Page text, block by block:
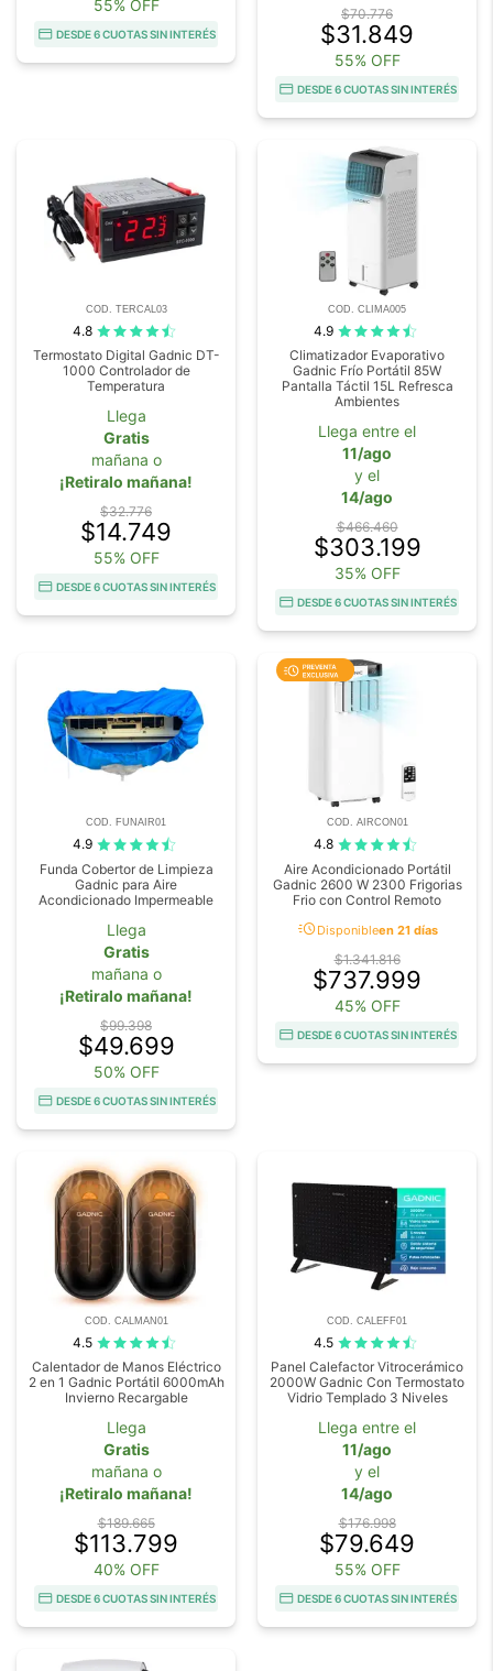
55% OFF
DESDE 6 CUOTAS SIN INTERÉS
$70.776
$31.849
55% OFF
DESDE 6 CUOTAS SIN INTERÉS
COD. TERCAL03
4.8
Termostato Digital Gadnic DT-
1000 Controlador de
Temperatura
Llega
Gratis
mañana o
¡Retiralo mañana!
$32.776
$14.749
55% OFF
DESDE 6 CUOTAS SIN INTERÉS
COD. CLIMA005
4.9
Climatizador Evaporativo
Gadnic Frío Portátil 85W
Pantalla Táctil 15L Refresca
Ambientes
Llega entre el
11/ago
y el
14/ago
$466.460
$303.199
35% OFF
DESDE 6 CUOTAS SIN INTERÉS
COD. FUNAIR01
4.9
Funda Cobertor de Limpieza
Gadnic para Aire
Acondicionado Impermeable
Llega
Gratis
mañana o
¡Retiralo mañana!
$99.398
$49.699
50% OFF
DESDE 6 CUOTAS SIN INTERÉS
COD. AIRCON01
4.8
Aire Acondicionado Portátil
Gadnic 2600 W 2300 Frigorias
Frio con Control Remoto
acuteDisponibleen 21 días
$1.341.816
$737.999
45% OFF
DESDE 6 CUOTAS SIN INTERÉS
COD. CALMAN01
4.5
Calentador de Manos Eléctrico
2 en 1 Gadnic Portátil 6000mAh
Invierno Recargable
Llega
Gratis
mañana o
¡Retiralo mañana!
$189.665
$113.799
40% OFF
DESDE 6 CUOTAS SIN INTERÉS
COD. CALEFF01
4.5
Panel Calefactor Vitrocerámico
2000W Gadnic Con Termostato
Vidrio Templado 3 Niveles
Llega entre el
11/ago
y el
14/ago
$176.998
$79.649
55% OFF
DESDE 6 CUOTAS SIN INTERÉS